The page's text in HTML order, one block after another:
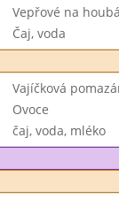
Vepřové na
Čaj, voda
Vajíčková
Ovoce
čaj, voda, mléko